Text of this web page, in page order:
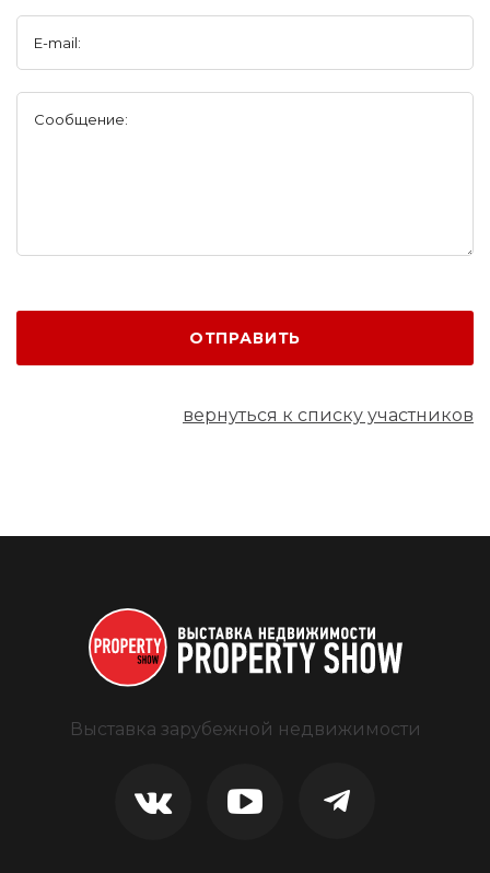
E-mail:
Сообщение:
ОТПРАВИТЬ
вернуться к списку участников
Выставка зарубежной недвижимости